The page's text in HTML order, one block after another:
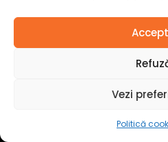
Vezi
Politică
contactăm pentru cea mai